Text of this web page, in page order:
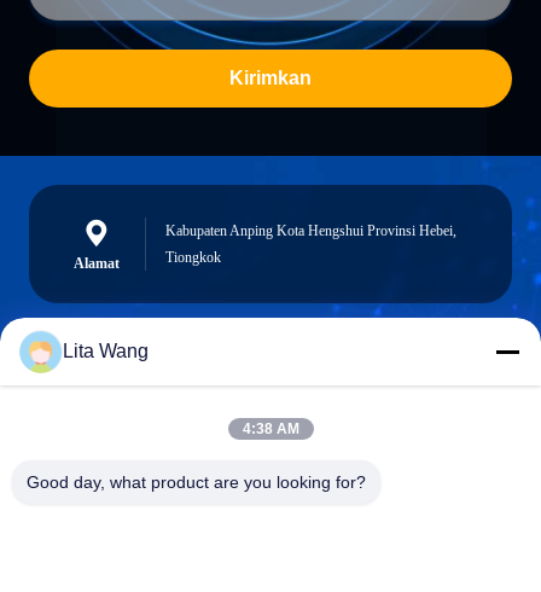
Kirimkan
Alamat
Kabupaten Anping Kota Hengshui Provinsi Hebei,
Tiongkok
Lita Wang
4:38 AM
Good day, what product are you looking for?